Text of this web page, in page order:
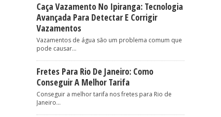
Caça Vazamento No Ipiranga: Tecnologia
Avançada Para Detectar E Corrigir
Vazamentos
Vazamentos de água são um problema comum que
pode causar...
Fretes Para Rio De Janeiro: Como
Conseguir A Melhor Tarifa
Conseguir a melhor tarifa nos fretes para Rio de
Janeiro...